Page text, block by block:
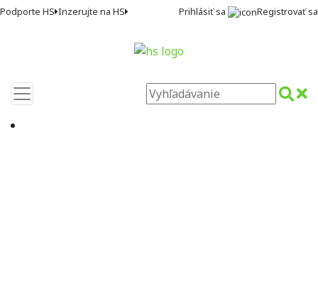
Podporte HS Inzerujte na HS Prihlásiť sa Registrovať sa